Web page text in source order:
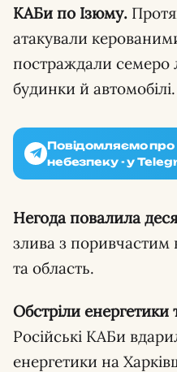
КАБи по Ізюму.
атакували
постраждали
будинки й автомобілі.
Повідомляємо про
небезпеку - у
Негода повалила
злива з поривчастим
та область.
Обстріли енергетики
Російські КАБи
енергетики на